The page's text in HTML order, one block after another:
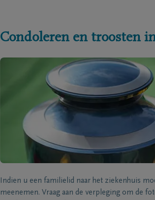
Condoleren en troosten
Indien u een familielid naar het ziekenhuis
meenemen. Vraag aan de verpleging om de